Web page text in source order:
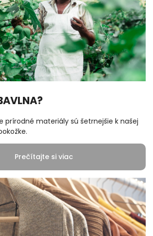
prírodné materiály sú šetrnejšie k našej
Prečítajte si viac